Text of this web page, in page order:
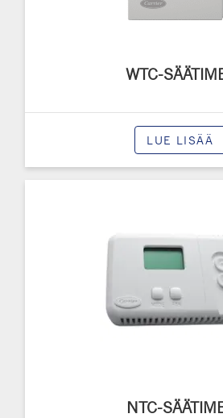
WTC-
LUE LISÄÄ
NTC-